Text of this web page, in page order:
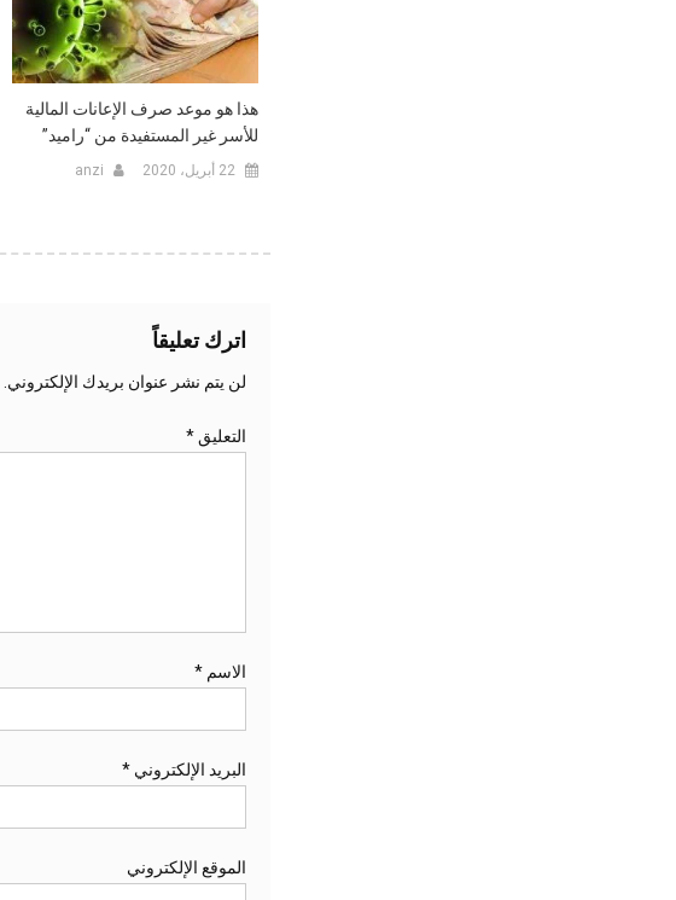
هذا هو موعد صرف الإعانات المالية
للأسر غير المستفيدة من “راميد”
22 أبريل، 2020 anzi
اترك تعليقاً
لن يتم نشر عنوان بريدك الإلكتروني.
التعليق *
الاسم *
البريد الإلكتروني *
الموقع الإلكتروني